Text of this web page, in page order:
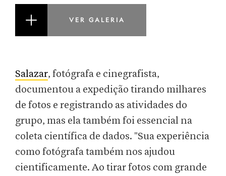
VER GALERIA
Salazar, fotógrafa e cinegrafista,
documentou a expedição tirando milhares
de fotos e registrando as atividades do
grupo, mas ela também foi essencial na
coleta científica de dados. "Sua experiência
como fotógrafa também nos ajudou
cientificamente. Ao tirar fotos com grande